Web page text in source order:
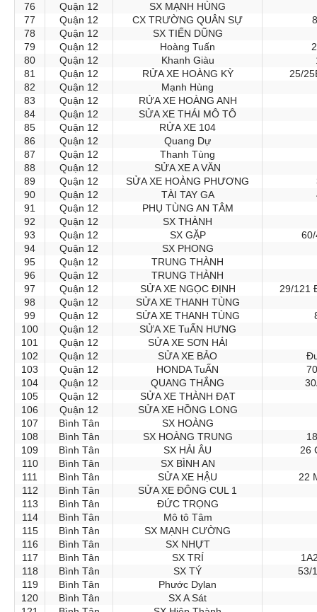
76
Quận 12
SX MẠNH HÙNG
77
Quận 12 CX TRƯỜNG QUÂN SỰ
78
Quận 12
SX TIẾN DŨNG
79
Quận 12 Hoàng Tuấn
80
Quận 12 Khanh Giàu
81
Quận 12 RỬA XE HOÀNG KỲ
25/
82
Quận 12
Mạnh Hùng
83
Quận 12
RỬA XE HOÀNG ANH
84
Quận 12 SỬA XE THÁI MÔ TÔ
85
Quận 12
RỬA XE 104
86
Quận 12
Quang Dự
87
Quận 12
Thanh Tùng
88
Quận 12
SỬA XE A VĂN
89
Quận 12 SỬA XE HOÀNG PHƯƠNG
90
Quận 12 TÀI TAY GA
91
Quận 12 PHỤ TÙNG AN TÂM
92
Quận 12
SX THÀNH
93
Quận 12 SX GẶP
94
Quận 12
SX PHONG
95
Quận 12
TRUNG THÀNH
96
Quận 12
TRUNG THÀNH
97
Quận 12 SỬA XE NGỌC ĐỊNH
29/121
98
Quận 12
SỬA XE THANH TÙNG
99
Quận 12 SỬA XE THANH TÙNG
100
Quận 12
SỬA XE TuẤN HƯNG
101
Quận 12
SỬA XE SƠN HẢI
102
Quận 12 SỬA XE BẢO
103
Quận 12 HONDA TuẤN
104
Quận 12 QUANG THẮNG
105
Quận 12
SỬA XE THÀNH ĐẠT
106
Quận 12
SỬA XE HỒNG LONG
107
Bình Tân
SX HOÀNG
108
Bình Tân SX HOÀNG TRUNG
109
Bình Tân SX HẢI ÂU
26
110
Bình Tân
SX BÌNH AN
111
Bình Tân SỬA XE HẬU
22
112
Bình Tân
SỬA XE ĐÔNG CUL 1
113
Bình Tân
ĐỨC TRỌNG
114
Bình Tân
Mô tô Tâm
115
Bình Tân
SX MẠNH CƯỜNG
116
Bình Tân
SX NHỰT
117
Bình Tân SX TRÍ
118
Bình Tân SX TÝ
53/
119
Bình Tân
Phước Dylan
120
Bình Tân
SX A Sát